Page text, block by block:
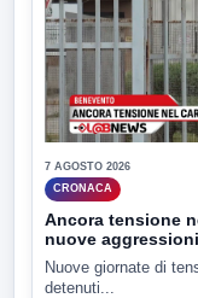
7 AGOSTO 2026
CRONACA
Ancora tensione
nuove aggressioni
Nuove giornate di
detenuti...